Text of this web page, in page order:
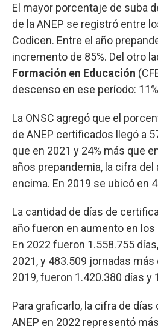
El mayor porcentaje de suba
de la ANEP se registró entre
Codicen. Entre el año
incremento de 85%. Del otro
Formación en Educación
descenso en ese período:
La ONSC agregó que el
de ANEP certificados llegó a
que en 2021 y 24% más que
años prepandemia, la cifra
encima. En 2019 se ubicó en
La cantidad de días de
año fueron en aumento en
En 2022 fueron 1.558.755
2021, y 483.509 jornadas más
2019, fueron 1.420.380 días y
Para graficarlo, la cifra de
ANEP en 2022 representó